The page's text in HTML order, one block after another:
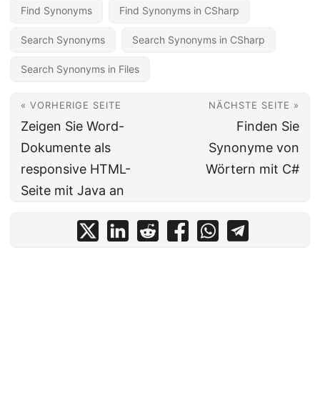
Find Synonyms Find Synonyms in CSharp
Search Synonyms Search Synonyms in CSharp
Search Synonyms in Files
« VORHERIGE SEITE
Zeigen Sie Word-
Dokumente als
responsive HTML-
Seite mit Java an
NÄCHSTE SEITE »
Finden Sie
Synonyme von
Wörtern mit C#